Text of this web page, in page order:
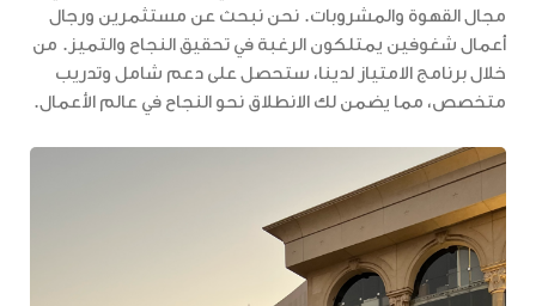
مجال القهوة والمشروبات. نحن نبحث عن مستثمرين ورجال
أعمال شغوفين يمتلكون الرغبة في تحقيق النجاح والتميز. من
خلال برنامج الامتياز لدينا، ستحصل على دعم شامل وتدريب
متخصص، مما يضمن لك الانطلاق نحو النجاح في عالم الأعمال.